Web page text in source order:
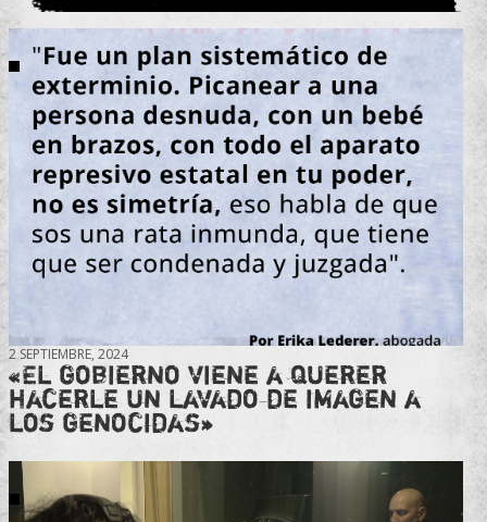
2 SEPTIEMBRE, 2024
«El gobierno viene a querer
hacerle un lavado de imagen a
los genocidas»